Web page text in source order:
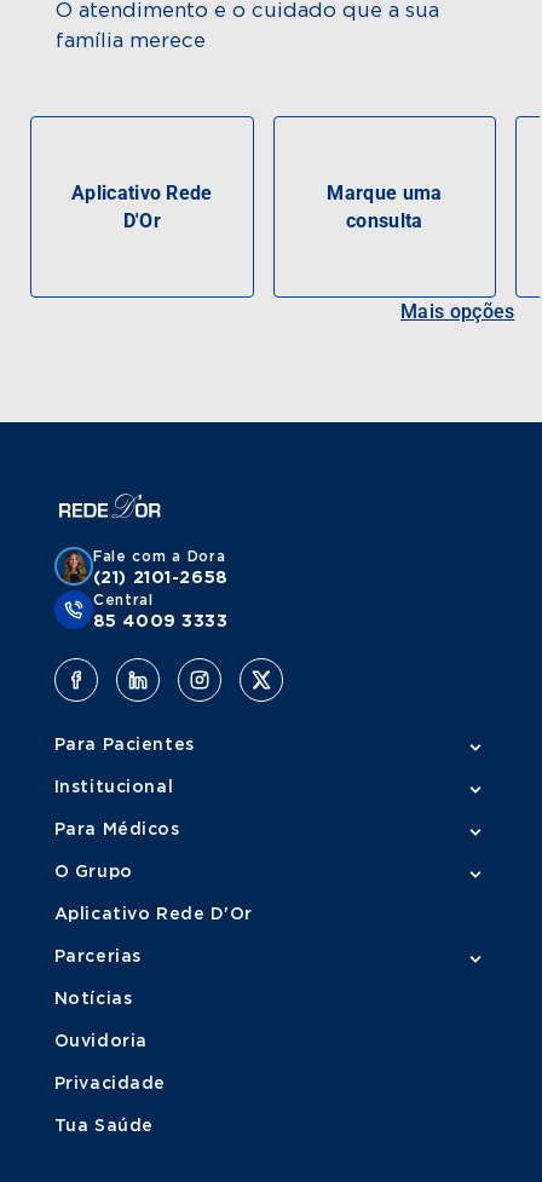
O atendimento e o cuidado que a sua
família merece
Aplicativo Rede
D'Or
Marque uma
consulta
Mais opções
Fale com a Dora
(21) 2101-2658
Central
85 4009 3333
Para Pacientes
Institucional
Para Médicos
O Grupo
Aplicativo Rede D'Or
Parcerias
Notícias
Ouvidoria
Privacidade
Tua Saúde